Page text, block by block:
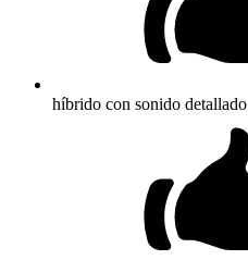
híbrido con sonido detallado